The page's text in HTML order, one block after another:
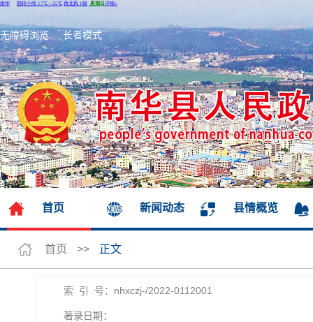
无障碍浏览 长者模式
首页 新闻动态 县情概览
首页 >> 正文
索 引 号：nhxczj-/2022-0112001
著录日期：